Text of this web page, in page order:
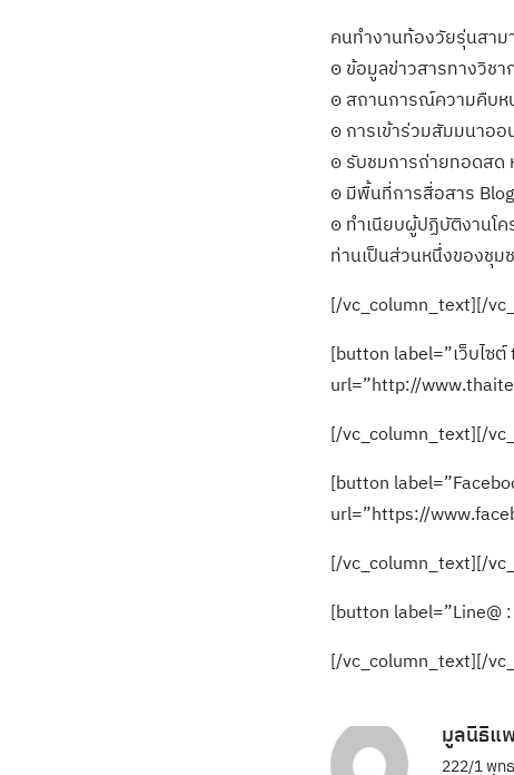
คนทำงานท้องวัยรุ่นสาม
๏ ข้อมูลข่าวสารทางวิช
๏ สถานการณ์ความคืบห
๏ การเข้าร่วมสัมมนาออ
๏ รับชมการถ่ายทอดสด
๏ มีพื้นที่การสื่อสาร Blog
๏ ทำเนียบผู้ปฏิบัติงานโ
ท่านเป็นส่วนหนึ่งของชุ
[/vc_column_text][/
[button label=”เว็บไซ
url=”http://
[/vc_column_text][/
[button
url=”https://
[/vc_column_text][/
[button label=”Line@
[/vc_column_text][/
มูลนิธิแ
222/1 พุท